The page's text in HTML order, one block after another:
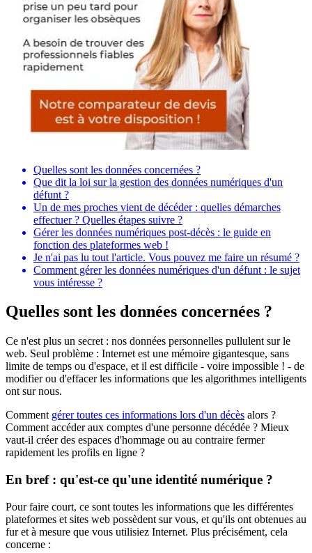
Quelles sont les données concernées ?
Que dit la loi sur la gestion des données numériques d'un
défunt ?
Un de mes proches vient de décéder : quelles démarches
effectuer ? Quelles étapes suivre ?
Gérer les données numériques post-décès : le guide en
fonction des plateformes web !
Je n'ai pas lu tout l'article. Vous pouvez me faire un résumé ?
Comment gérer les données numériques d'un défunt : le sujet
vous intéresse ?
Quelles sont les données concernées ?
Ce n'est plus un secret : nos données personnelles pullulent sur le
web. Seul problème : Internet est une mémoire gigantesque, sans
limite de temps ou d'espace, et il est difficile - voire impossible ! - de
modifier ou d'effacer les informations que les algorithmes intelligents
ont sur nous.
Comment gérer toutes ces informations lors d'un décès alors ?
Comment accéder aux comptes d'une personne décédée ? Mieux
vaut-il créer des espaces d'hommage ou au contraire fermer
rapidement les profils en ligne ?
En bref : qu'est-ce qu'une identité numérique ?
Pour faire court, ce sont toutes les informations que les différentes
plateformes et sites web possèdent sur vous, et qu'ils ont obtenues au
fur et à mesure que vous utilisiez Internet. Plus précisément, cela
concerne :